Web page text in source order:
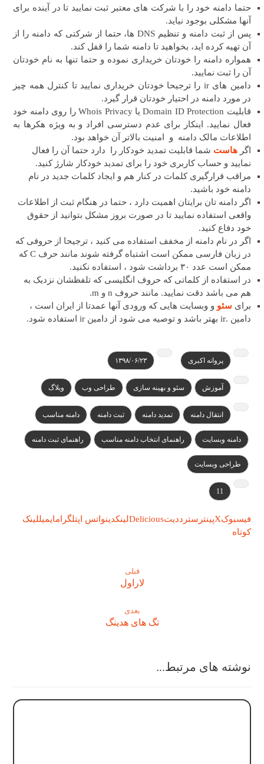
حتما دامنه خود را با شرکت های معتبر ثبت نمایید تا در آینده برای
آنها مشکلی بوجود نیاید.
پس از ثبت دامنه و تنظیم DNS ها، حتما از شرکتی که دامنه را از
آن تهیه کرده اید، بخواهید تا دامنه شما را قفل کند.
همواره دامنه را خودتان خریداری نموده و حتما تنها به نام خودتان
آن را ثبت نمایید.
دامین های ir را ترجیحا خودتان خریداری نمایید تا کنترل همه چیز
در مورد دامنه در احتیار خودتان قرار گیرد.
قابلیت Domain ID Protection یا Whois Privacy را روی دامنه خود
فعال نمایید. اینکار برای عدم دسترسی افراد و به ویژه هکرها به
اطلاعات مالک دامنه و امنیت بالاتر آن خواهد بود.
اگر هاست شما قابلیت تمدید خودکار را دارد حتما آن را فعال
نمایید و حساب کاربری خود را برای تمدید خودکار شارژ کنید.
مراقب قرارگیری کلمات در کنار هم و ایجاد کلمات جدید در نام
دامنه خود باشید.
اگر دامنه تان برایتان اهمیت دارد ، حتما در هنگام ثبت از اطلاعات
واقعی استفاده نمایید تا در صورت بروز مشکل بتوانید از حقوق
خود دفاع کنید.
اگر در نام دامنه از مخفف استفاده می کنید ، ترجیحا از حروفی که
در زبان فارسی ممکن است اشتباه گرفته شوند مانند حرف C که
ممکن است عدد ۳۰ برداشت شود ، استفاده نکنید.
در استفاده از کلماتی که حروف انگلیسی که تلفظشان نزدیک به
هم می باشد دقت نمایید. مانند حروف n و m.
برای سئو و وبسایت هایی که ورودی آنها عمدتا از ایران است ،
دامین .ir بهتر باشد و توصیه می شود از دامین ir استفاده شود.
پروانه اکبری ۱۳۹۸/۰۶/۲۳
آموزش سئو و بهینه سازی طراحی وب وبلاگ
انتقال دامنه تمدید دامنه ثبت دامنه دامنه مناسب
دامنه وبسایت راهنمای انتخاب دامنه مناسب راهنمای ثبت دامنه
طراحی وبسایت
11
فیسبوکXپینترسترددیتDeliciousلینکدینواتس اپتلگرامایمیللینک
کوتاه
قبلی
لاراول
بعدی
تگ های هدینگ
نوشته های مرتبط...